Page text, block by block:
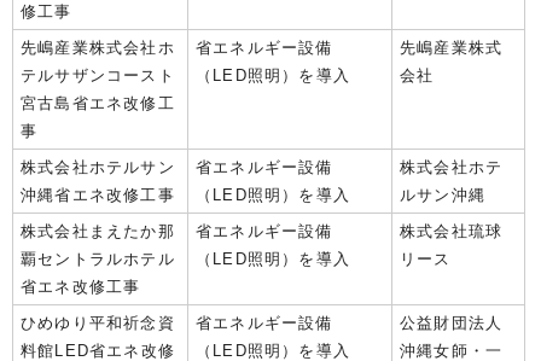
修工事
先嶋産業株式会社ホ
テルサザンコースト
宮古島省エネ改修工
事
省エネルギー設備
（LED照明）を導入
先嶋産業株式
会社
株式会社ホテルサン
沖縄省エネ改修工事
省エネルギー設備
（LED照明）を導入
株式会社ホテ
ルサン沖縄
株式会社まえたか那
覇セントラルホテル
省エネ改修工事
省エネルギー設備
（LED照明）を導入
株式会社琉球
リース
ひめゆり平和祈念資
料館LED省エネ改修
省エネルギー設備
（LED照明）を導入
公益財団法人
沖縄女師・一